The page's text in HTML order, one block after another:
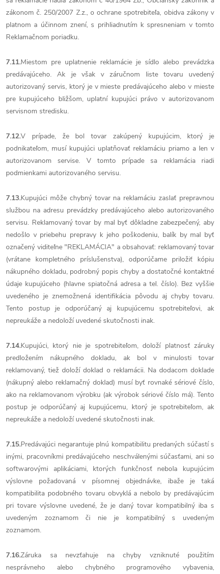
zákonom č. 250/2007 Z.z., o ochrane spotrebiteľa, obidva zákony v
platnom a účinnom znení, s prihliadnutím k spresneniam v tomto
Reklamačnom poriadku.
7.11.Miestom pre uplatnenie reklamácie je sídlo alebo prevádzka
predávajúceho. Ak je však v záručnom liste tovaru uvedený
autorizovaný servis, ktorý je v mieste predávajúceho alebo v mieste
pre kupujúceho bližšom, uplatní kupujúci právo v autorizovanom
servisnom stredisku.
7.12.V prípade, že bol tovar zakúpený kupujúcim, ktorý je
podnikateľom, musí kupujúci uplatňovať reklamáciu priamo a len v
autorizovanom servise. V tomto prípade sa reklamácia riadi
podmienkami autorizovaného servisu.
7.13.Kupujúci môže chybný tovar na reklamáciu zaslať prepravnou
službou na adresu prevádzky predávajúceho alebo autorizovaného
servisu. Reklamovaný tovar by mal byť dôkladne zabezpečený, aby
nedošlo v priebehu prepravy k jeho poškodeniu, balík by mal byť
označený viditeľne "REKLAMÁCIA" a obsahovať: reklamovaný tovar
(vrátane kompletného príslušenstva), odporúčame priložiť kópiu
nákupného dokladu, podrobný popis chyby a dostatočné kontaktné
údaje kupujúceho (hlavne spiatočná adresa a tel. číslo). Bez vyššie
uvedeného je znemožnená identifikácia pôvodu aj chyby tovaru.
Tento postup je odporúčaný aj kupujúcemu spotrebiteľovi, ak
nepreukáže a nedoloží uvedené skutočnosti inak.
7.14.Kupujúci, ktorý nie je spotrebiteľom, doloží platnosť záruky
predložením nákupného dokladu, ak bol v minulosti tovar
reklamovaný, tiež doloží doklad o reklamácii. Na dodacom doklade
(nákupný alebo reklamačný doklad) musí byť rovnaké sériové číslo,
ako na reklamovanom výrobku (ak výrobok sériové číslo má). Tento
postup je odporúčaný aj kupujúcemu, ktorý je spotrebiteľom, ak
nepreukáže a nedoloží uvedené skutočnosti inak.
7.15.Predávajúci negarantuje plnú kompatibilitu predaných súčastí s
inými, pracovníkmi predávajúceho neschválenými súčasťami, ani so
softwarovými aplikáciami, ktorých funkčnosť nebola kupujúcim
výslovne požadovaná v písomnej objednávke, ibaže je taká
kompatibilita podobného tovaru obvyklá a nebolo by predávajúcim
pri tovare výslovne uvedené, že je daný tovar kompatibilný iba s
uvedeným zoznamom či nie je kompatibilný s uvedeným
zoznamom.
7.16.Záruka sa nevzťahuje na chyby vzniknuté použitím
nesprávneho alebo chybného programového vybavenia,